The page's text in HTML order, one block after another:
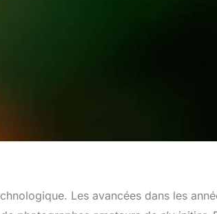
Les avancées dans les